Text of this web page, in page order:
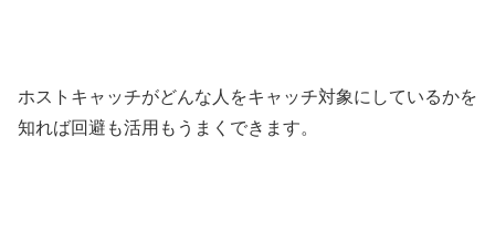
ホストキャッチがどんな人をキャッチ対象にしているかを
知れば回避も活用もうまくできます。